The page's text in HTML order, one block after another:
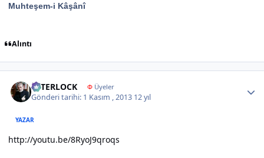
Muhteşem-i Kâşânî
Alıntı
İNTERLOCK ΦÜyeler
Gönderi tarihi: 1 Kasım , 2013 12 yıl
YAZAR
http://youtu.be/8RyoJ9qroqs